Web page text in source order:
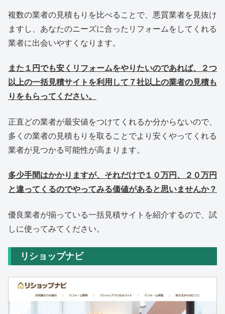
複数の業者の見積もりを比べることで、悪質業者を見抜け
ますし、あなたのニーズに合ったリフォームをしてくれる
業者に出会いやすくなります。
また１円でも安くリフォームをやりたいのであれば、２つ
以上の一括見積サイトを利用して７社以上の業者の見積も
りをもらってください。
正直どの業者が最安値をつけてくれるか分からないので、
多くの業者の見積もりを取ることでより安くやってくれる
業者が見つかる可能性が高まります。
多少手間はかかりますが、それだけで１０万円、２０万円
と違ってくるのでやってみる価値があると思いませんか？
優良業者が揃っている一括見積サイトを紹介するので、試
しに使ってみてください。
リショップナビ